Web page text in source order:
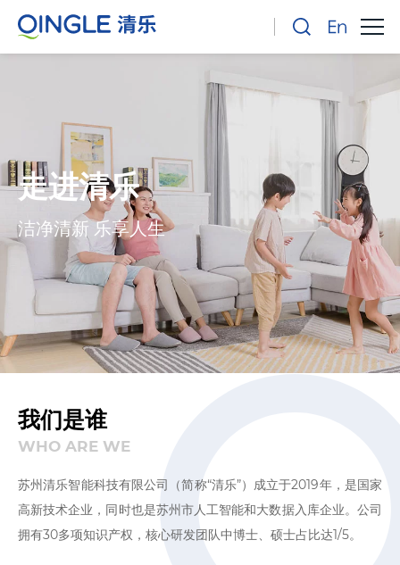
走进清乐
洁净清新 乐享人生
我们是谁
WHO ARE WE
苏州清乐智能科技有限公司（简称“清乐”）成立于2019年，是国家
高新技术企业，同时也是苏州市人工智能和大数据入库企业。公司
拥有30多项知识产权，核心研发团队中博士、硕士占比达1/5。